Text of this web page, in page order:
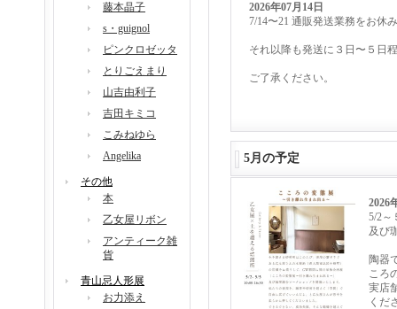
藤本晶子
s・guignol
ピンクロゼッタ
とりごえまり
山吉由利子
吉田キミコ
こみねゆら
Angelika
その他
本
乙女屋リボン
アンティーク雑
貨
青山忌人形展
お力添え
2026年07月14日
7/14〜21 通販発送業務をお休
それ以降も発送に３日〜５日
ご了承ください。
5月の予定
2026
5/2
及び
陶器
ころ
実店
くだ